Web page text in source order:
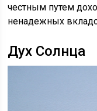
честным путем
ненадежных
Дух Солнца